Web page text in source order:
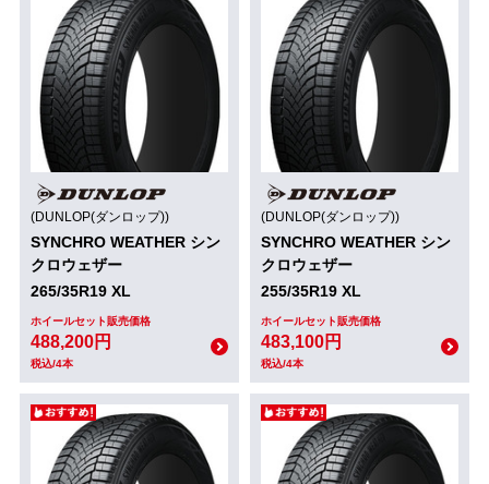
(DUNLOP(ダンロップ))
SYNCHRO WEATHER シン
クロウェザー
265/35R19 XL
ホイールセット販売価格
488,200円
税込/4本
(DUNLOP(ダンロップ))
SYNCHRO WEATHER シン
クロウェザー
255/35R19 XL
ホイールセット販売価格
483,100円
税込/4本